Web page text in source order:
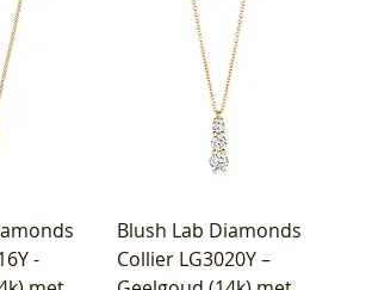
-
Blush Lab Diamonds
Collier LG3020Y –